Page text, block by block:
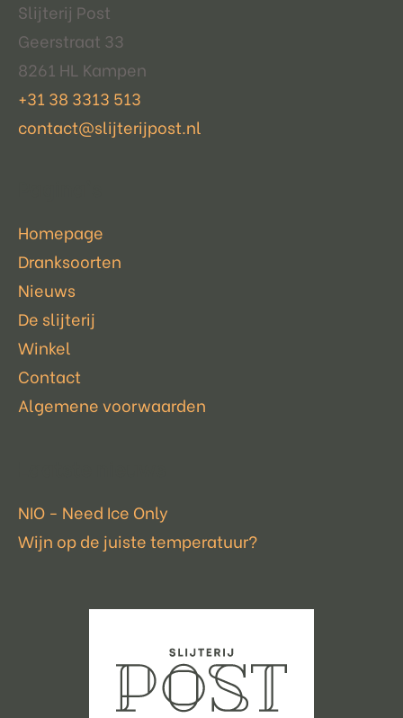
Slijterij Post
Geerstraat 33
8261 HL Kampen
+31 38 3313 513
contact@slijterijpost.nl
Homepage
Dranksoorten
Nieuws
De slijterij
Winkel
Contact
Algemene voorwaarden
NIO - Need Ice Only
Wijn op de juiste temperatuur?